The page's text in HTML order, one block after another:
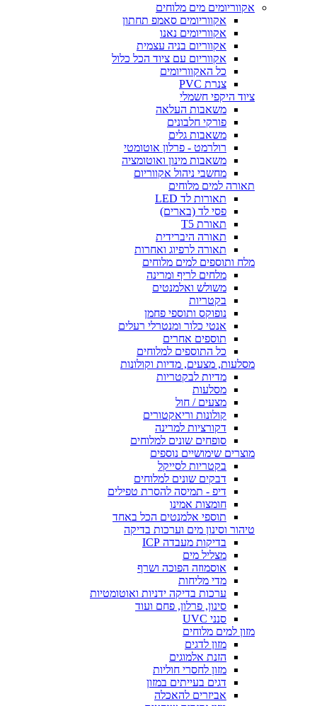
אקווריומים מים מלוחים
אקווריומים סאמפ תחתון
אקווריומים נאנו
אקווריום בניה עצמית
אקווריום עם ציוד הכל כלול
כל האקווריומים
צנרת PVC
ציוד היקפי חשמלי
משאבות העלאה
פורקי חלבונים
משאבות גלים
רולרמט - פרלון אוטומטי
משאבות מינון ואוטומציה
מחשבי ניהול אקווריום
תאורה למים מלוחים
תאורות לד LED
פסי לד (בארים)
תאורת T5
תאורה היברידית
תאורה לרפיוג ואחרות
מלח ותוספים למים מלוחים
מלחים לריף ומרינה
משולש ואלמנטים
בקטריות
נופוקס ותוספי פחמן
אנטי כלור ומנטרלי רעלים
תוספים אחרים
כל התוספים למלוחים
מסלעות, מצעים, מדיות וקולונות
מדיות לבקטריות
מסלעות
מצעים / חול
קולונות וריאקטורים
דקורציות למרינה
סופחים שונים למלוחים
מוצרים שימושיים נוספים
בקטריות לסייקל
דבקים שונים למלוחים
דיפ - תמיסה להסרת טפילים
חומצות אמינו
תוספי אלמנטים הכל באחד
טיהור וסינון מים וערכות בדיקה
בדיקות מעבדה ICP
מצליל מים
אוסמוזה הפוכה ושרף
מדי מליחות
ערכות בדיקה ידניות ואוטומטיות
סינון, פרלון, פחם ועוד
סנני UVC
מזון למים מלוחים
מזון לדגים
הזנת אלמוגים
מזון לחסרי חוליות
דגים בעייתים במזון
אביזרים להאכלה